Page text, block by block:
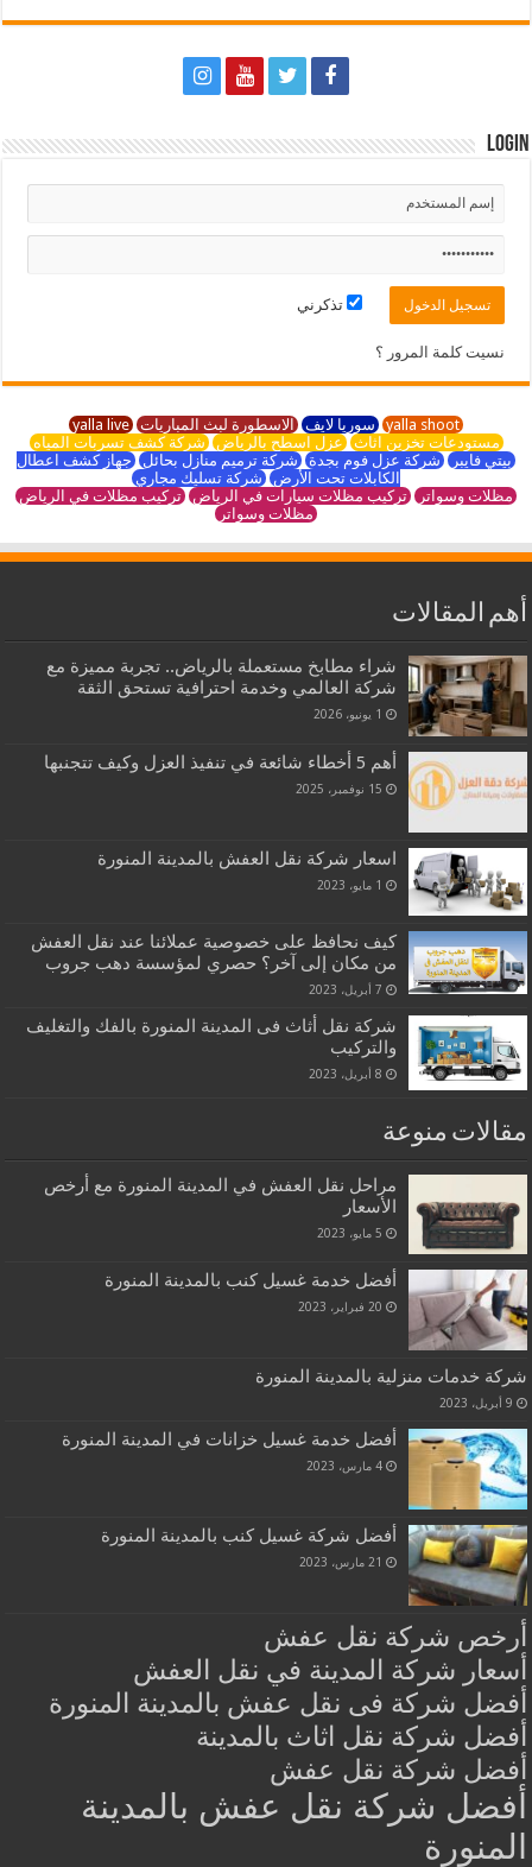
Login
تذكرني
نسيت كلمة المرور ؟
yalla shoot سوريا لايف الاسطورة لبث المباريات yalla live
مستودعات تخزين اثاث عزل اسطح بالرياض شركة كشف تسربات المياه
بيتي فايبر شركة عزل فوم بجدة شركة ترميم منازل بحائل جهاز كشف اعطال
الكابلات تحت الأرض شركة تسليك مجاري
مظلات وسواتر تركيب مظلات سيارات في الرياض تركيب مظلات في الرياض
مظلات وسواتر
أهم المقالات
شراء مطابخ مستعملة بالرياض.. تجربة مميزة مع
شركة العالمي وخدمة احترافية تستحق الثقة
1 يونيو، 2026
أهم 5 أخطاء شائعة في تنفيذ العزل وكيف تتجنبها
15 نوفمبر، 2025
اسعار شركة نقل العفش بالمدينة المنورة
1 مايو، 2023
كيف نحافظ على خصوصية عملائنا عند نقل العفش
من مكان إلى آخر؟ حصري لمؤسسة دهب جروب
7 أبريل، 2023
شركة نقل أثاث فى المدينة المنورة بالفك والتغليف
والتركيب
8 أبريل، 2023
مقالات منوعة
مراحل نقل العفش في المدينة المنورة مع أرخص
الأسعار
5 مايو، 2023
أفضل خدمة غسيل كنب بالمدينة المنورة
20 فبراير، 2023
شركة خدمات منزلية بالمدينة المنورة
9 أبريل، 2023
أفضل خدمة غسيل خزانات في المدينة المنورة
4 مارس، 2023
أفضل شركة غسيل كنب بالمدينة المنورة
21 مارس، 2023
أرخص شركة نقل عفش
أسعار شركة المدينة في نقل العفش
أفضل شركة فى نقل عفش بالمدينة المنورة
أفضل شركة نقل اثاث بالمدينة
أفضل شركة نقل عفش
أفضل شركة نقل عفش بالمدينة
المنورة